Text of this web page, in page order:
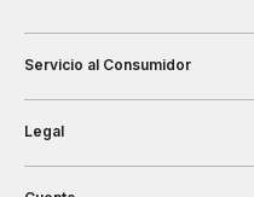
Servicio al Consumidor
Legal